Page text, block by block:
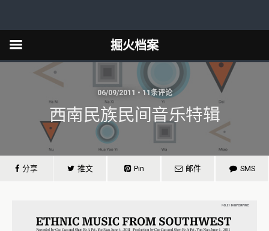
06/09/2011 • 11条评论
西南民族民间音乐特辑
分享 推文 Pin 邮件 SMS
掘火档案